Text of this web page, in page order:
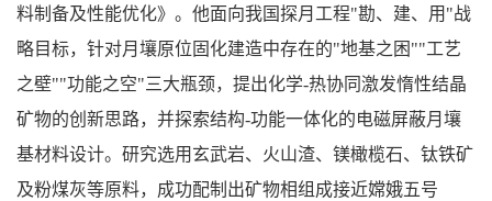
料制备及性能优化》。他面向我国探月工程"勘、建、用"战
略目标，针对月壤原位固化建造中存在的"地基之困""工艺
之壁""功能之空"三大瓶颈，提出化学-热协同激发惰性结晶
矿物的创新思路，并探索结构-功能一体化的电磁屏蔽月壤
基材料设计。研究选用玄武岩、火山渣、镁橄榄石、钛铁矿
及粉煤灰等原料，成功配制出矿物相组成接近嫦娥五号